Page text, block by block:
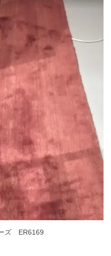
ズ ER6169